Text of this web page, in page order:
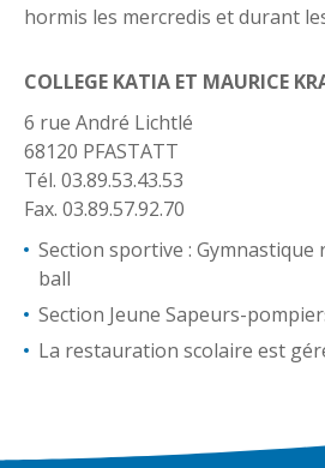
hormis les mercredis et durant
COLLEGE KATIA ET MAURICE
6 rue André Lichtlé
68120 PFASTATT
Tél. 03.89.53.43.53
Fax. 03.89.57.92.70
Section sportive :
ball
Section Jeune Sapeurs-
La restauration scolaire est